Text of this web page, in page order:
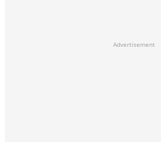
Advertisement